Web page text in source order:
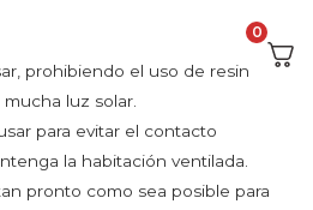
prohibiendo el uso de resina
luz solar.
para evitar el contacto
la habitación ventilada.
pronto como sea posible para
0